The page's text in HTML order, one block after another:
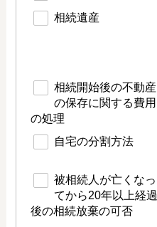
相続遺産
相続開始後の不動産
の保存に関する費用
の処理
自宅の分割方法
被相続人が亡くなっ
てから20年以上経過
後の相続放棄の可否